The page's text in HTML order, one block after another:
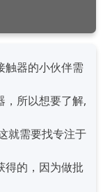
触器的小伙伴需
，所以想要了解,
就需要找专注于
得的，因为做批